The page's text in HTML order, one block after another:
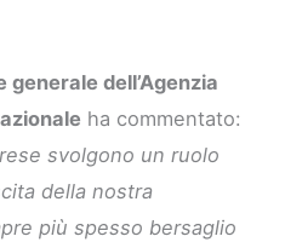
dell’Agenzia
ha commentato:
svolgono un ruolo
della nostra
più spesso bersaglio